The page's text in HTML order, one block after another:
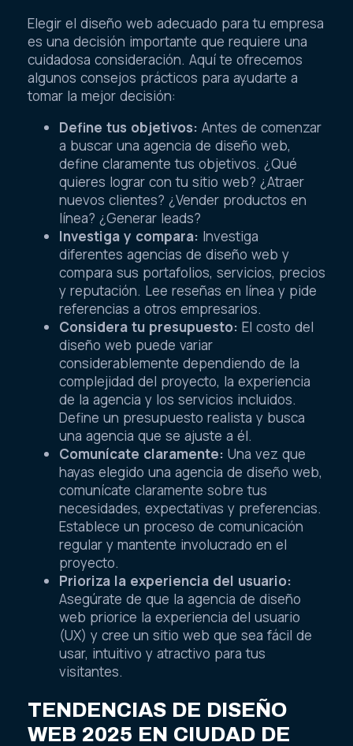
Elegir el diseño web adecuado para tu empresa
es una decisión importante que requiere una
cuidadosa consideración. Aquí te ofrecemos
algunos consejos prácticos para ayudarte a
tomar la mejor decisión:
Define tus objetivos: Antes de comenzar
a buscar una agencia de diseño web,
define claramente tus objetivos. ¿Qué
quieres lograr con tu sitio web? ¿Atraer
nuevos clientes? ¿Vender productos en
línea? ¿Generar leads?
Investiga y compara: Investiga
diferentes agencias de diseño web y
compara sus portafolios, servicios, precios
y reputación. Lee reseñas en línea y pide
referencias a otros empresarios.
Considera tu presupuesto: El costo del
diseño web puede variar
considerablemente dependiendo de la
complejidad del proyecto, la experiencia
de la agencia y los servicios incluidos.
Define un presupuesto realista y busca
una agencia que se ajuste a él.
Comunícate claramente: Una vez que
hayas elegido una agencia de diseño web,
comunícate claramente sobre tus
necesidades, expectativas y preferencias.
Establece un proceso de comunicación
regular y mantente involucrado en el
proyecto.
Prioriza la experiencia del usuario:
Asegúrate de que la agencia de diseño
web priorice la experiencia del usuario
(UX) y cree un sitio web que sea fácil de
usar, intuitivo y atractivo para tus
visitantes.
TENDENCIAS DE DISEÑO
WEB 2025 EN CIUDAD DE